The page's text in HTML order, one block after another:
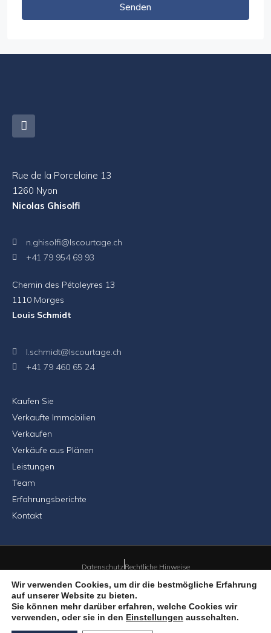
Senden
Rue de la Porcelaine 13
1260 Nyon
Nicolas Ghisolfi
n.ghisolfi@lscourtage.ch
+41 79 954 69 93
Chemin des Pétoleyres 13
1110 Morges
Louis Schmidt
l.schmidt@lscourtage.ch
+41 79 460 65 24
Kaufen Sie
Verkaufte Immobilien
Verkaufen
Verkäufe aus Plänen
Leistungen
Team
Erfahrungsberichte
Kontakt
Datenschutz Rechtliche Hinweise
© 2026 LSCourtage Sàrl – Alle Rechte vorbehalten
Die Website wurde von Cherry'n'Real | ALKPROD - The Art Lab Kreative
Wir verwenden Cookies, um dir die bestmögliche Erfahrung
auf unserer Website zu bieten.
Sie können mehr darüber erfahren, welche Cookies wir
verwenden, oder sie in den Einstellungen ausschalten.